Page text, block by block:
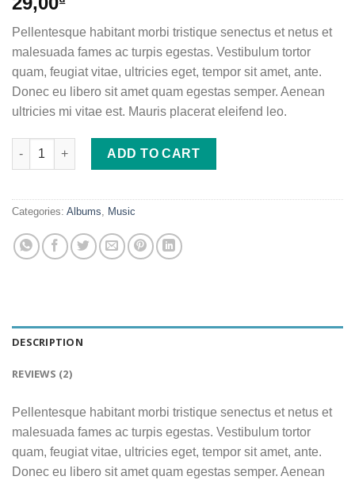
out of 5
customer
ratings
Pellentesque habitant morbi tristique senectus et netus et
malesuada fames ac turpis egestas. Vestibulum tortor
quam, feugiat vitae, ultricies eget, tempor sit amet, ante.
Donec eu libero sit amet quam egestas semper. Aenean
ultricies mi vitae est. Mauris placerat eleifend leo.
Woo Album #4 quantity
ADD TO CART
Categories: Albums Music
DESCRIPTION
REVIEWS (2)
Pellentesque habitant morbi tristique senectus et netus et
malesuada fames ac turpis egestas. Vestibulum tortor
quam, feugiat vitae, ultricies eget, tempor sit amet, ante.
Donec eu libero sit amet quam egestas semper. Aenean